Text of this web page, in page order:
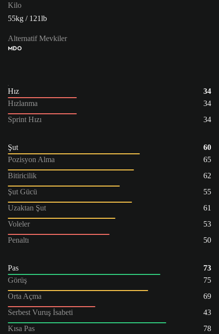
Kilo
55kg / 121lb
Alternatif Mevkiler
MDO
Hız
34
Hızlanma
34
Sprint Hızı
34
Şut
60
Pozisyon Alma
65
Bitiricilik
62
Şut Gücü
55
Uzaktan Şut
61
Voleler
53
Penaltı
50
Pas
73
Görüş
75
Orta Açma
69
Serbest Vuruş İsabeti
43
Kısa Pas
78